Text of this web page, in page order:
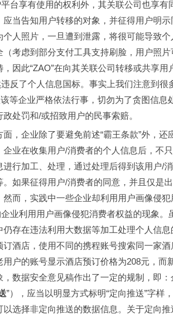
台享有使用的权利外，其关联公司也享
当告知用户转移的对象，并征得用户明示
人照片，一旦遭到泄露，将很可能导致
考虑到部分支付工具支持刷脸，用户照
因此“ZAO”在向其关联公司转移或共享
反了个人信息国标。事实上我们注意到
等企业严格依法行事，切勿为了贪图信
处罚和/或招致用户的民事索赔。
，企业除了要避免前述“霸王条款”外，
业在收集用户/消费者的个人信息后，不
行加工、处理，通过处理后得到该用户/
如果征得用户/消费者的同意，并且仅是
而，实践中一些企业却利用用户画像侵
业利用用户画像侵犯消费者权益的现象
存在违法利用大数据等加工处理个人信
酒店，使用不同的携程账号搜索同一家
户的账号显示酒店预订价格为208元，而
数据安全意见稿作出了一定的规制，即
”），应当以明显方式标明“定向推送”字
选择非定向推送的数据信息。关于定向